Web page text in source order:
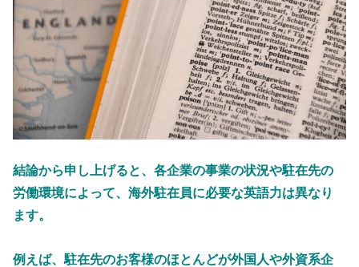
結論から申し上げると、各企業の事業の状況や駐在先の
労働環境によって、海外駐在員に必要な英語力は異なり
ます。
例えば、駐在先のお客様のほとんどが外国人や外資系企